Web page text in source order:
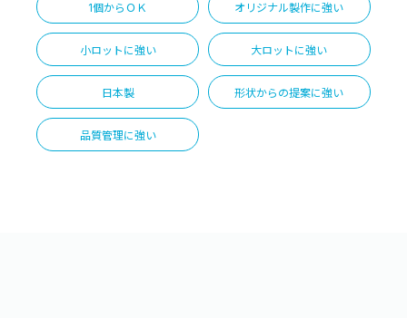
1個からＯＫ オリジナル製作に強い
小ロットに強い 大ロットに強い
日本製 形状からの提案に強い
品質管理に強い